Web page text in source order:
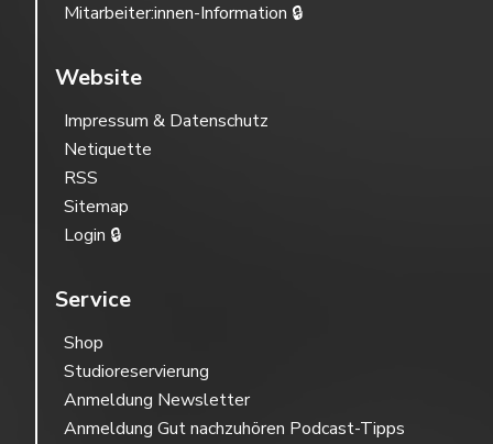
Mitarbeiter:innen-Information 🔒
Website
Impressum & Datenschutz
Netiquette
RSS
Sitemap
Login 🔒
Service
Shop
Studioreservierung
Anmeldung Newsletter
Anmeldung Gut nachzuhören Podcast-Tipps